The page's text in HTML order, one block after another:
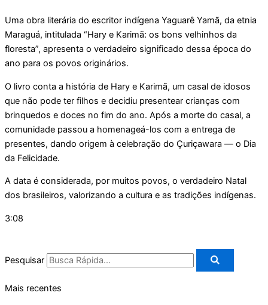
Uma obra literária do escritor indígena Yaguarê Yamã, da etnia
Maraguá, intitulada “Hary e Karimã: os bons velhinhos da
floresta”, apresenta o verdadeiro significado dessa época do
ano para os povos originários.
O livro conta a história de Hary e Karimã, um casal de idosos
que não pode ter filhos e decidiu presentear crianças com
brinquedos e doces no fim do ano. Após a morte do casal, a
comunidade passou a homenageá-los com a entrega de
presentes, dando origem à celebração do Çuriçawara — o Dia
da Felicidade.
A data é considerada, por muitos povos, o verdadeiro Natal
dos brasileiros, valorizando a cultura e as tradições indígenas.
3:08
Pesquisar
Mais recentes